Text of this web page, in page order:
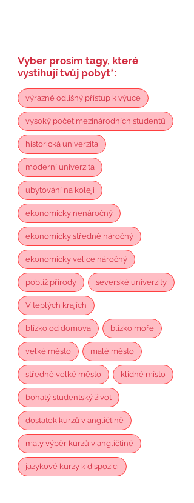
Vyber prosím tagy, které
vystihují tvůj pobyt*:
výrazně odlišný přístup k výuce
vysoký počet mezinárodních studentů
historická univerzita
moderní univerzita
ubytování na koleji
ekonomicky nenáročný
ekonomicky středně náročný
ekonomicky velice náročný
poblíž přírody severské univerzity
V teplých krajích
blízko od domova blízko moře
velké město malé město
středně velké město klidné místo
bohatý studentský život
dostatek kurzů v angličtině
malý výběr kurzů v angličtině
jazykové kurzy k dispozici